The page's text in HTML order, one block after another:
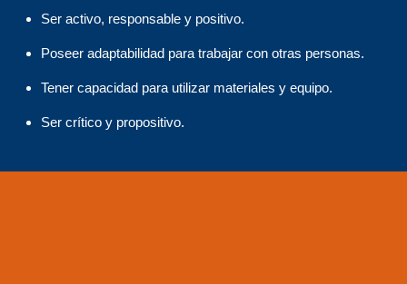
Ser activo, responsable y positivo.
Poseer adaptabilidad para trabajar con otras personas.
Tener capacidad para utilizar materiales y equipo.
Ser crítico y propositivo.